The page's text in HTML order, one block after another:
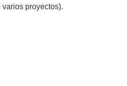
proyectos).